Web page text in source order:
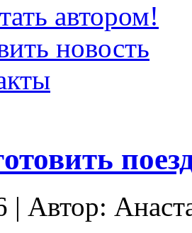
автором!
новость
| Автор: